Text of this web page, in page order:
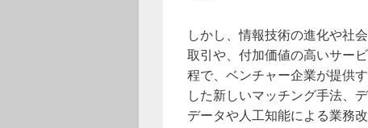
しかし、情報技術の進化や社
取引や、付加価値の高いサー
程で、ベンチャー企業が提供
した新しいマッチング手法、
データや人工知能による業務